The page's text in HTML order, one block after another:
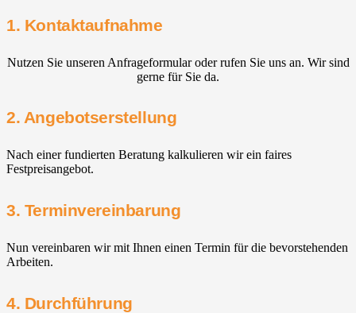
1. Kontaktaufnahme
Nutzen Sie unseren Anfrageformular oder rufen Sie uns an. Wir sind
gerne für Sie da.
2. Angebotserstellung
Nach einer fundierten Beratung kalkulieren wir ein faires
Festpreisangebot.
3. Terminvereinbarung
Nun vereinbaren wir mit Ihnen einen Termin für die bevorstehenden
Arbeiten.
4. Durchführung